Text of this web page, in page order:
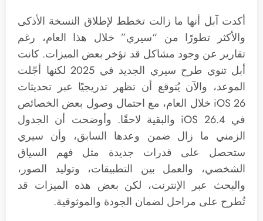
أكدت آبل أنها ما زالت تخطط لإطلاق النسخة الأذكى
والأكثر تطورًا من “سيري” خلال هذا العام، رغم
تقارير عن وجود مشاكل قد تؤخر بعض الميزات. كانت
أبل تنوي طرح سيري الجديد في 2025 لكنها أجّلت
الموعد، والآن يُتوقع أن تظهر تدريجيًا عبر تحديثات
iOS 26 خلال العام، مع احتمال وصول بعض الخصائص
في iOS 26.4 والبقية لاحقًا. وأوضحت أن الجدول
الزمني ما زال ضمن وعدها السابق، وأن سيري
ستحصل على قدرات جديدة مثل فهم السياق
الشخصي، والعمل بين التطبيقات، وتوليد الصور،
والبحث عبر الإنترنت، لكن بعض هذه الميزات قد
تُطرح على مراحل لضمان الجودة والموثوقية.